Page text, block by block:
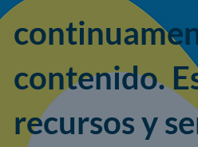
contenido.
recursos y